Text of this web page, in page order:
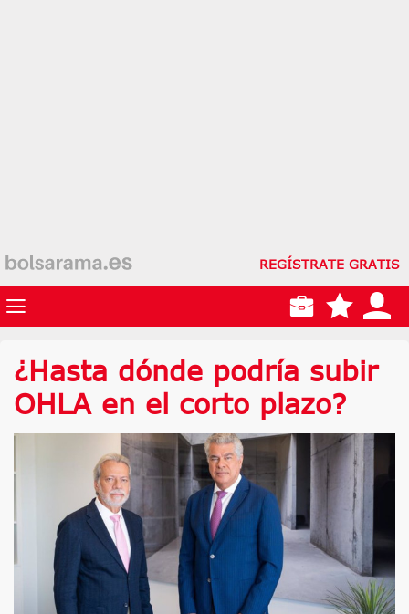
REGÍSTRATE GRATIS
¿Hasta dónde podría subir
OHLA en el corto plazo?